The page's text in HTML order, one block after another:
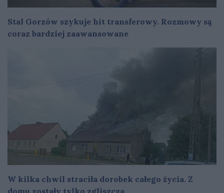
Stal Gorzów szykuje hit transferowy. Rozmowy są
coraz bardziej zaawansowane
W kilka chwil straciła dorobek całego życia. Z
domu zostały tylko zgliszcza